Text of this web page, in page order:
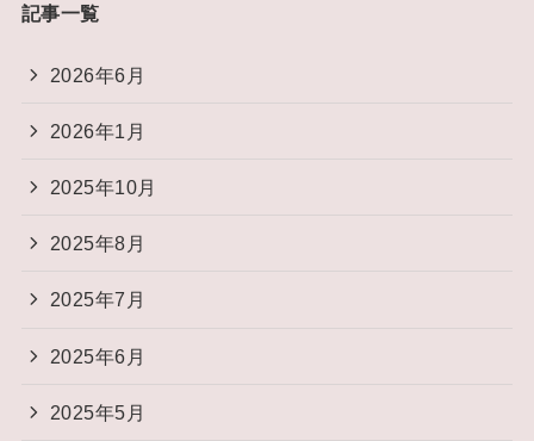
記事一覧
2026年6月
2026年1月
2025年10月
2025年8月
2025年7月
2025年6月
2025年5月